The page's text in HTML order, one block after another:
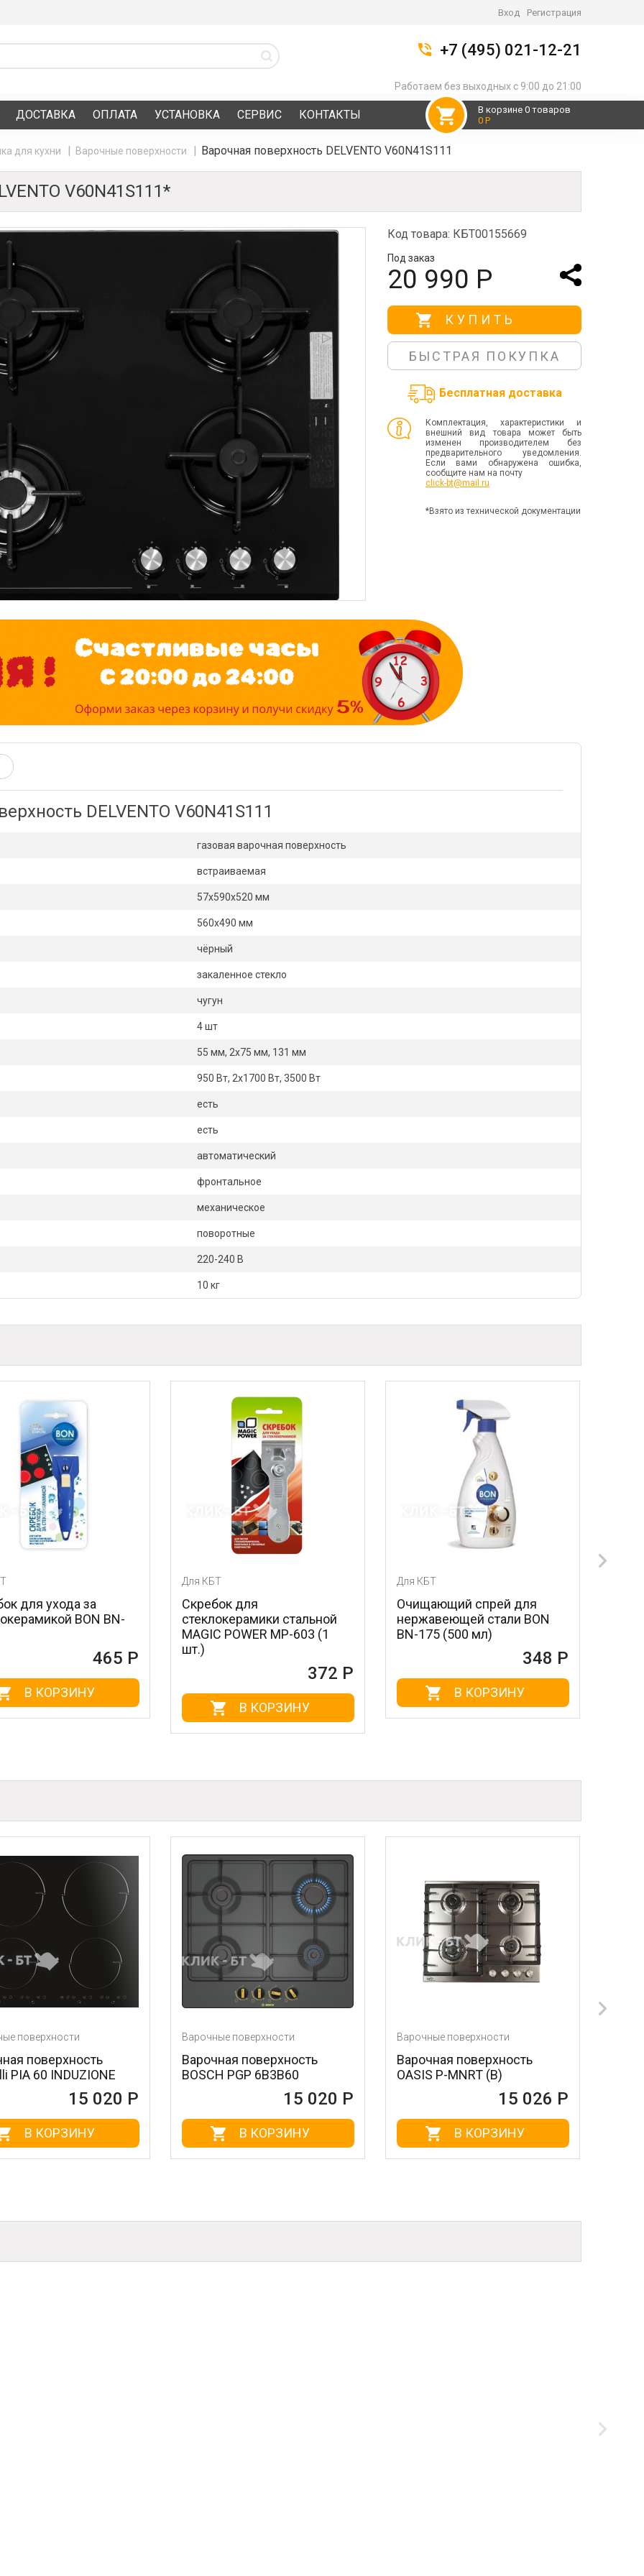
Вход Регистрация
+7 (495) 021-12-21
Работаем без выходных с 9:00 до 21:00
В корзине 0 товаров
0 Р
ДОСТАВКА ОПЛАТА УСТАНОВКА СЕРВИС КОНТАКТЫ
для кухни Варочные поверхности Варочная поверхность DELVENTO V60N41S111
V60N41S111*
Код товара: КБТ00155669
Под заказ
20 990 Р
КУПИТЬ
БЫСТРАЯ ПОКУПКА
Бесплатная доставка
Комплектация, характеристики и
внешний вид товара может быть
изменен производителем без
предварительного уведомления.
Если вами обнаружена ошибка,
сообщите нам на почту
click-bt@mail.ru
*Взято из технической документации
DELVENTO V60N41S111
газовая варочная поверхность
встраиваемая
57х590х520 мм
560х490 мм
чёрный
закаленное стекло
чугун
4 шт
55 мм, 2х75 мм, 131 мм
950 Вт, 2х1700 Вт, 3500 Вт
есть
есть
автоматический
фронтальное
механическое
поворотные
220-240 В
10 кг
Скребок для
стеклокерамики стальной
MAGIC POWER MP-603 (1
В КОРЗИНУ
Очищающий спрей для
нержавеющей стали BON
BN-175 (500 мл)
В КОРЗИНУ
Лезвия для скребка
стальные MAGIC POWER
604 (3 шт.)
Варочные поверхности
Варочная поверхность
BOSCH PGP 6B3B60
Варочные поверхности
Варочная поверхность
OASIS P-MNRT (B)
Варочные поверхности
Варочная поверхность
SIMFER H60D14B055